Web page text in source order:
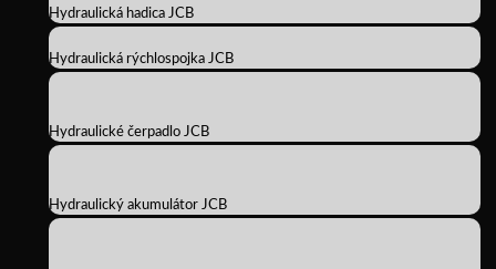
Hydraulická hadica JCB
Hydraulická rýchlospojka JCB
Hydraulické čerpadlo JCB
Hydraulický akumulátor JCB